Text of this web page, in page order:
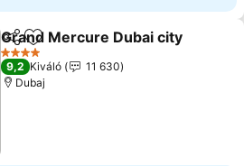
Megosztás
Hozzáadás a kedvencekhez
Grand Mercure Dubai city
4 Kategória
9,2 Kiváló
11 630
Dubaj